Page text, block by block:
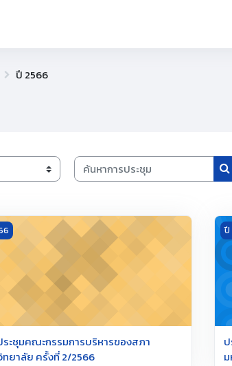
ปี 2566
ค้นหาการประชุม ค้
ยาลัย ครั้งที่ 4/2566
image การประชุมคณะกรรมการบริหารของสภาม
ระชุมคณะกรรมการบริหารของสภา
ทยาลัย ครั้งที่ 2/2566
ปี